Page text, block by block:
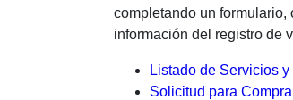
completando un
información del registro de
Listado de Servicios y
Solicitud para